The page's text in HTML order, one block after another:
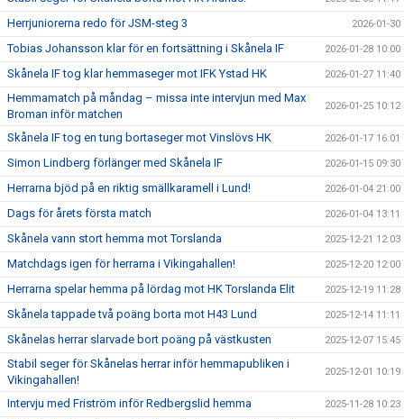
Herrjuniorerna redo för JSM-steg 3 2026-01-30
Tobias Johansson klar för en fortsättning i Skånela IF 2026-01-28 10:00
Skånela IF tog klar hemmaseger mot IFK Ystad HK 2026-01-27 11:40
Hemmamatch på måndag – missa inte intervjun med Max
Broman inför matchen
2026-01-25 10:12
Skånela IF tog en tung bortaseger mot Vinslövs HK 2026-01-17 16:01
Simon Lindberg förlänger med Skånela IF 2026-01-15 09:30
Herrarna bjöd på en riktig smällkaramell i Lund! 2026-01-04 21:00
Dags för årets första match 2026-01-04 13:11
Skånela vann stort hemma mot Torslanda 2025-12-21 12:03
Matchdags igen för herrarna i Vikingahallen! 2025-12-20 12:00
Herrarna spelar hemma på lördag mot HK Torslanda Elit 2025-12-19 11:28
Skånela tappade två poäng borta mot H43 Lund 2025-12-14 11:11
Skånelas herrar slarvade bort poäng på västkusten 2025-12-07 15:45
Stabil seger för Skånelas herrar inför hemmapubliken i
Vikingahallen!
2025-12-01 10:19
Intervju med Friström inför Redbergslid hemma 2025-11-28 10:23